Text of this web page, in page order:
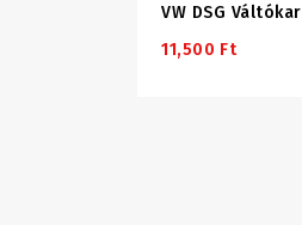
VW DSG Váltókar
11,500 Ft